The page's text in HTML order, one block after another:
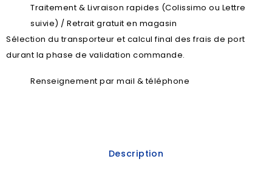
Traitement & Livraison rapides (Colissimo ou Lettre
suivie) / Retrait gratuit en magasin
Sélection du transporteur et calcul final des frais de port
durant la phase de validation commande.
Renseignement par mail & téléphone
Description